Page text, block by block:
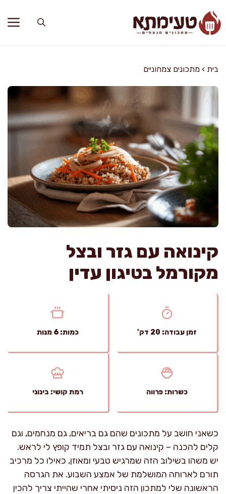
לתוכן
בית › מתכונים צמחוניים
קינואה עם גזר ובצל
מקורמל בטיגון עדין
זמן עבודה: 20 דק' כמות: 6 מנות
כשרות: פרווה רמת קושי: בינוני
כשאני חושב על מתכונים שהם גם בריאים, גם מנחמים, וגם
קלים להכנה – קינואה עם גזר ובצל תמיד קופץ לי לראש.
יש משהו בשילוב הזה שמרגיש טבעי ומאוזן, כאילו כל מרכיב
תורם לארוחה המושלמת של אמצע השבוע. את הגרסה
הראשונה שלי למתכון הזה ניסיתי אחרי שהייתי צריך להכין